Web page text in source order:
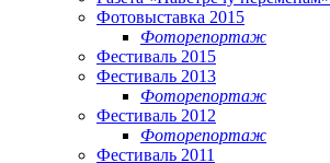
Фотовыставка 2015
Фоторепортаж
Фестиваль 2015
Фестиваль 2013
Фоторепортаж
Фестиваль 2012
Фоторепортаж
Фестиваль 2011